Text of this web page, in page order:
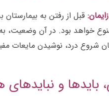
قبل از رفتن به
خواهد بود. در آن وضعیت،
شروع درد، نوشیدن مایعات
بایدها و